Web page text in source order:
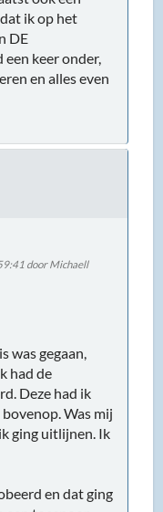
door Michaell
Deze had ik
Was mij
ging uitlijnen. Ik
en dat ging
toespoor,
blijft recht rijden,
die echt
verdomt
haha. Ach,
de snelheid
asje wat er maar